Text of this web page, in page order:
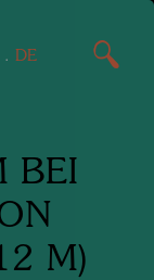
. DE
BEI
M)